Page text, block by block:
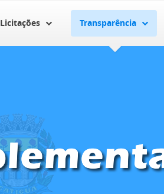
Licitações Transparência